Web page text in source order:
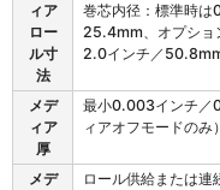
よ
ボ
ィア
ロー
ル寸
法
巻芯内径：標準時
25.4mm、オプショ
2.0インチ／
メデ
ィア
厚
最小0.003インチ／
ィアオフモードのみ）
メデ
ロール供給または連